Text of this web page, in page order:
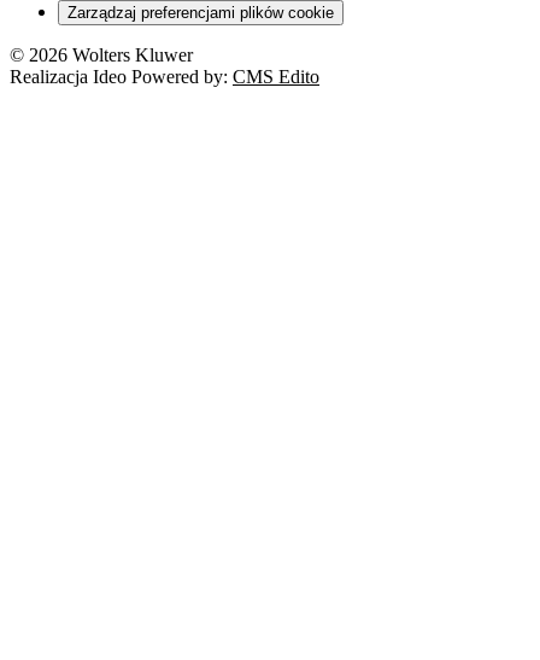
Zarządzaj preferencjami plików cookie
© 2026 Wolters Kluwer
Realizacja Ideo Powered by: CMS Edito